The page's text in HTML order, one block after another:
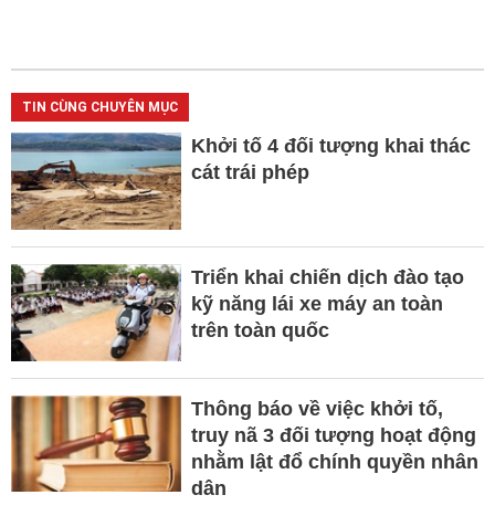
TIN CÙNG CHUYÊN MỤC
Khởi tố 4 đối tượng khai thác
cát trái phép
Triển khai chiến dịch đào tạo
kỹ năng lái xe máy an toàn
trên toàn quốc
Thông báo về việc khởi tố,
truy nã 3 đối tượng hoạt động
nhằm lật đổ chính quyền nhân
dân